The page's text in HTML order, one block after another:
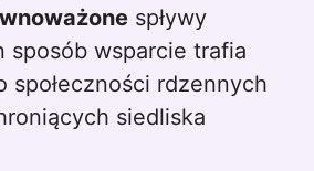
spływy
sposób wsparcie trafia
społeczności rdzennych
siedliska